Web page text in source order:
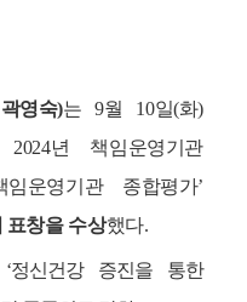
영숙)는 9월 10일(화)
년 책임운영기관
운영기관 종합평가’
표창을 수상했다.
신건강 증진을 통한